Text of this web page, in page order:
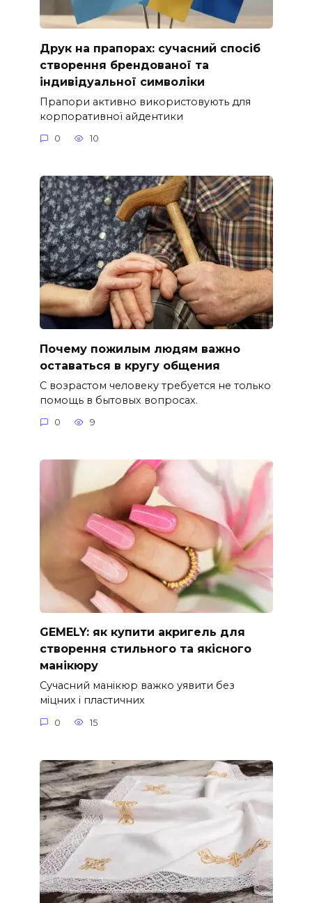
Друк на прапорах: сучасний спосіб
створення брендованої та
індивідуальної символіки
Прапори активно використовують для
корпоративної айдентики
0 10
Почему пожилым людям важно
оставаться в кругу общения
С возрастом человеку требуется не только
помощь в бытовых вопросах.
0 9
GEMELY: як купити акригель для
створення стильного та якісного
манікюру
Сучасний манікюр важко уявити без
міцних і пластичних
0 15